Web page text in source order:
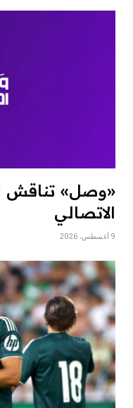
«وصل» تناقش
الاتصالي
9 أغسطس، 2026